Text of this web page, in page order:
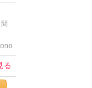
と
る